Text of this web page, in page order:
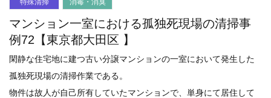
特殊清掃 消毒・消臭
マンション一室における孤独死現場の清掃事
例72【東京都大田区 】
閑静な住宅地に建つ古い分譲マンションの一室において発生した
孤独死現場の清掃作業である。
物件は故人が自己所有していたマンションで、単身にて居住して